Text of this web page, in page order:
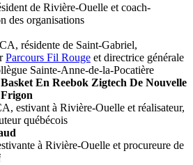
de Rivière-Ouelle et coach-
des organisations
résidente de Saint-Gabriel,
Parcours Fil Rouge et directrice générale
Sainte-Anne-de-la-Pocatière
En Reebok Zigtech De Nouvelle
estivant à Rivière-Ouelle et réalisateur,
québécois
à Rivière-Ouelle et procureure de